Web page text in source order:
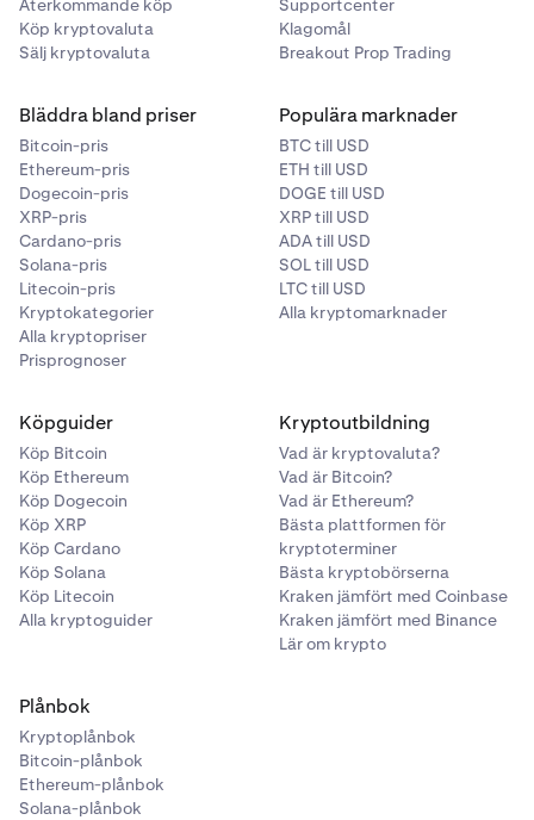
Återkommande köp
Köp kryptovaluta
Sälj kryptovaluta
Supportcenter
Klagomål
Breakout Prop Trading
Bläddra bland priser
Bitcoin-pris
Ethereum-pris
Dogecoin-pris
XRP-pris
Cardano-pris
Solana-pris
Litecoin-pris
Kryptokategorier
Alla kryptopriser
Prisprognoser
Populära marknader
BTC till USD
ETH till USD
DOGE till USD
XRP till USD
ADA till USD
SOL till USD
LTC till USD
Alla kryptomarknader
Köpguider
Köp Bitcoin
Köp Ethereum
Köp Dogecoin
Köp XRP
Köp Cardano
Köp Solana
Köp Litecoin
Alla kryptoguider
Kryptoutbildning
Vad är kryptovaluta?
Vad är Bitcoin?
Vad är Ethereum?
Bästa plattformen för
kryptoterminer
Bästa kryptobörserna
Kraken jämfört med Coinbase
Kraken jämfört med Binance
Lär om krypto
Plånbok
Kryptoplånbok
Bitcoin-plånbok
Ethereum-plånbok
Solana-plånbok